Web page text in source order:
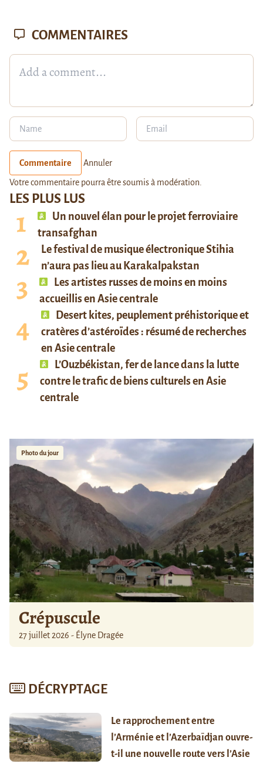
LES PLUS LUS
Un nouvel élan pour le projet ferroviaire
transafghan
Le festival de musique électronique Stihia
n’aura pas lieu au Karakalpakstan
Les artistes russes de moins en moins
accueillis en Asie centrale
Desert kites, peuplement préhistorique et
cratères d’astéroïdes : résumé de recherches
en Asie centrale
L’Ouzbékistan, fer de lance dans la lutte
contre le trafic de biens culturels en Asie
centrale
Photo du jour
Crépuscule
27 juillet 2026 - Élyne Dragée
DÉCRYPTAGE
Le rapprochement entre
l’Arménie et l’Azerbaïdjan ouvre-
t-il une nouvelle route vers l’Asie
COMMENTAIRES
Commentaire Annuler
Votre commentaire pourra être soumis à modération.